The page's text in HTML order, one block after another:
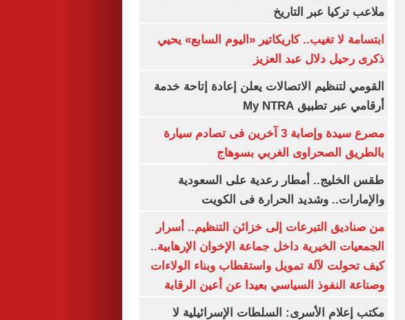
ملاعب تركيا عبر التاريخ
ابتسامة لا تغيب.. كاريكاتير «اليوم السابع» يحيي
ذكرى رحيل دلال عبد العزيز
القومي لتنظيم الاتصالات يعلن إعادة إتاحة خدمة
أرقامي عبر تطبيق My NTRA
مصرع سيدة وإصابة 3 آخرين فى تصادم سيارة
بالطريق الصحراوى الغربي بسوهاج
طقس الخليج.. أمطار رعدية على السعودية
والإمارات.. وشديد الحرارة فى الكويت
من صناديق التبرعات إلى خزائن التنظيم.. أسرار
الجمعيات الخيرية داخل جماعة الإخوان الإرهابية..
كيف تحولت لآلة تمويل واستقطاب وبناء الولاءات
وصناعة النفوذ السياسي بعيدا عن أعين الرقابة
مكتب إعلام الأسرى: السلطات الإسرائيلية لا